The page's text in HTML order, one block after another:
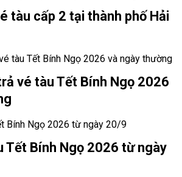
tàu cấp 2 tại thành phố Hải
vé tàu Tết Bính Ngọ 2026
Tết Bính Ngọ 2026 từ ngày